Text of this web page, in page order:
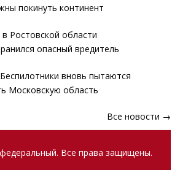
покинуть континент
Ростовской области
опасный вредитель
вновь пытаются
Московскую область
Все новости →
Все права защищены.